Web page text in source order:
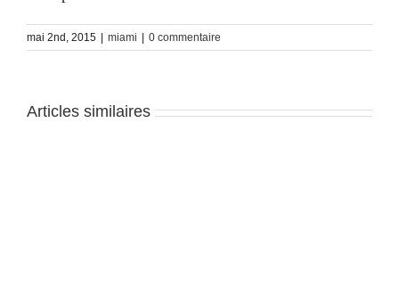
mai 2nd, 2015 miami 0 commentaire
Articles similaires